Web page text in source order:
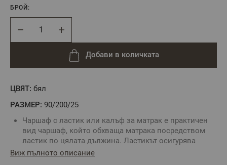
ЦВЯТ: бял
РАЗМЕР: 90/200/25
Чаршаф с ластик или калъф за матрак е практичен
вид чаршаф, който обхваща матрака посредством
ластик по цялата дължина. Ластикът осигурява
неподвижност на чаршафа и не позволяват
Виж пълното описание
БРОЙ:
Добави в количката